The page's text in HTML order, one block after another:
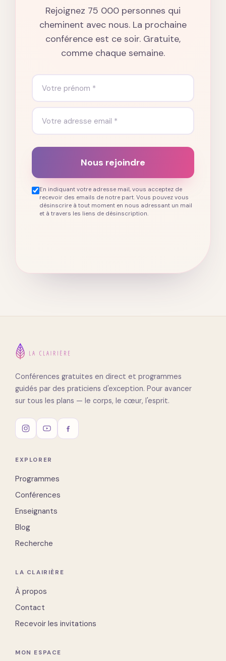
Rejoignez 75 000 personnes qui
cheminent avec nous. La prochaine
conférence est ce soir. Gratuite,
comme chaque semaine.
Nous rejoindre
En indiquant votre adresse mail, vous acceptez de
recevoir des emails de notre part. Vous pouvez vous
désinscrire à tout moment en nous adressant un mail
et à travers les liens de désinscription.
Conférences gratuites en direct et programmes
guidés par des praticiens d'exception. Pour avancer
sur tous les plans — le corps, le cœur, l'esprit.
EXPLORER
Programmes
Conférences
Enseignants
Blog
Recherche
LA CLAIRIÈRE
À propos
Contact
Recevoir les invitations
MON ESPACE